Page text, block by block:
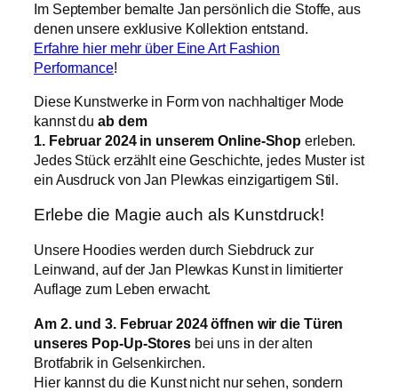
Im September bemalte Jan persönlich die Stoffe, aus
denen unsere exklusive Kollektion entstand.
Erfahre hier mehr über Eine Art Fashion
Performance!
Diese Kunstwerke in Form von nachhaltiger Mode
kannst duab dem
1. Februar 2024 in unserem Online-Shop erleben.
Jedes Stück erzählt eine Geschichte, jedes Muster ist
ein Ausdruck von Jan Plewkas einzigartigem Stil.
Erlebe die Magie auch als Kunstdruck!
Unsere Hoodies werden durch Siebdruck zur
Leinwand, auf der Jan Plewkas Kunst in limitierter
Auflage zum Leben erwacht.
Am 2. und 3. Februar 2024 öffnen wir die Türen
unseres Pop-Up-Storesbei uns in der alten
Brotfabrik in Gelsenkirchen.
Hier kannst du die Kunst nicht nur sehen, sondern